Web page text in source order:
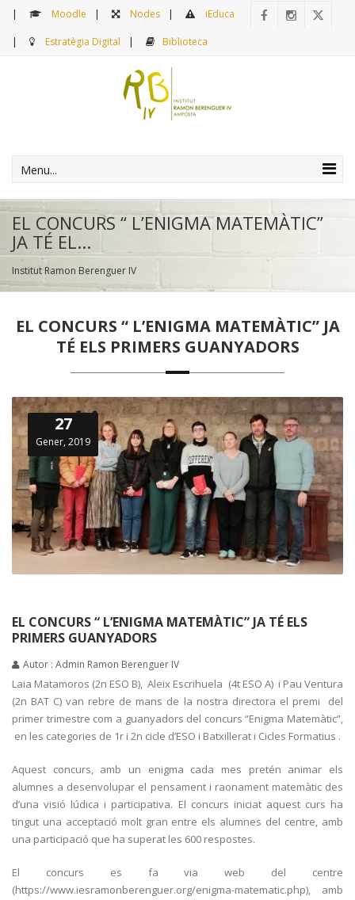
Moodle Nodes iEduca
Estratègia Digital Biblioteca
Menu...
EL CONCURS “ L’ENIGMA MATEMÀTIC”
JA TÉ EL...
Institut Ramon Berenguer IV
EL CONCURS “ L’ENIGMA MATEMÀTIC” JA
TÉ ELS PRIMERS GUANYADORS
27
Gener, 2019
EL CONCURS “ L’ENIGMA MATEMÀTIC” JA TÉ ELS
PRIMERS GUANYADORS
Autor : Admin Ramon Berenguer IV
Laia Matamoros (2n ESO B), Aleix Escrihuela (4t ESO A) i Pau Ventura
(2n BAT C) van rebre de mans de la nostra directora el premi del
primer trimestre com a guanyadors del concurs “Enigma Matemàtic”,
en les categories de 1r i 2n cicle d’ESO i Batxillerat i Cicles Formatius .
Aquest concurs, amb un enigma cada mes pretén animar els
alumnes a desenvolupar el pensament i raonament matemàtic des
d’una visió lúdica i participativa. El concurs iniciat aquest curs ha
tingut una acceptació molt gran entre els alumnes del centre, amb
una participació que ha superat les 600 respostes.
El concurs es fa via web del centre
(https://www.iesramonberenguer.org/enigma-matematic.php), amb